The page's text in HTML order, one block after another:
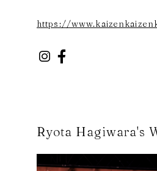
https://
Ryota Hagiwara's